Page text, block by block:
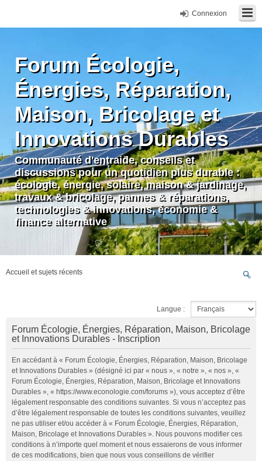
Connexion
Forum Écologie,
Énergies, Réparation,
Maison, Bricolage et
Innovations Durables
Communauté d'entraide, conseils et
discussions pour un quotidien plus durable :
écologie, énergie, solaire, maison & jardinage,
travaux & bricolage, pannes & réparations,
technologies & innovations, économie &
finance alternative
Accueil et sujets récents
Langue :
Forum Écologie, Énergies, Réparation, Maison, Bricolage
et Innovations Durables - Inscription
En accédant à « Forum Écologie, Énergies, Réparation, Maison, Bricolage
et Innovations Durables » (désigné ici par « nous », « notre », « nos », «
Forum Écologie, Énergies, Réparation, Maison, Bricolage et Innovations
Durables », « https://www.econologie.com/forums »), vous acceptez d’être
légalement responsable des conditions suivantes. Si vous n’acceptez pas
d’être légalement responsable de toutes les conditions suivantes, veuillez
ne pas utiliser et/ou accéder à « Forum Écologie, Énergies, Réparation,
Maison, Bricolage et Innovations Durables ». Nous pouvons modifier ces
conditions à n’importe quel moment et nous essaierons de vous informer
de ces modifications, bien que nous vous conseillons de vérifier